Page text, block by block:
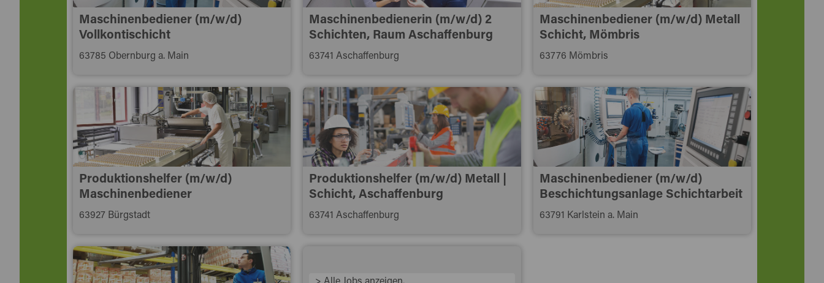
Maschinenbediener (m/w/d)
Vollkontischicht
63785 Obernburg a. Main
Maschinenbedienerin (m/w/d) 2
Schichten, Raum Aschaffenburg
63741 Aschaffenburg
Maschinenbediener (m/w/d) Metall
Schicht, Mömbris
63776 Mömbris
Produktionshelfer (m/w/d)
Maschinenbediener
63927 Bürgstadt
Produktionshelfer (m/w/d) Metall |
Schicht, Aschaffenburg
63741 Aschaffenburg
Maschinenbediener (m/w/d)
Beschichtungsanlage Schichtarbeit
63791 Karlstein a. Main